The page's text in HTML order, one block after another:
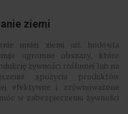
ziemi
mniej ziemi niż hodowla
ogromne obszary, które
żywności roślinnej lub na
spożycia produktów
efektywne i zrównoważone
w zabezpieczeniu żywności